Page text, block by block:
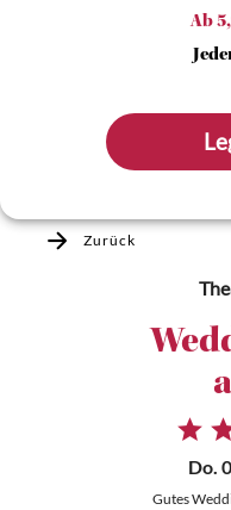
Ab
Zurück
Do.
Gutes